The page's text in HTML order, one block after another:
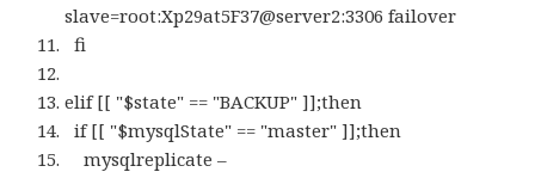
slave=root:Xp29at5F37@server2:3306 failover
fi
elif [[ "$state" == "BACKUP" ]];then
if [[ "$mysqlState" == "master" ]];then
mysqlreplicate –